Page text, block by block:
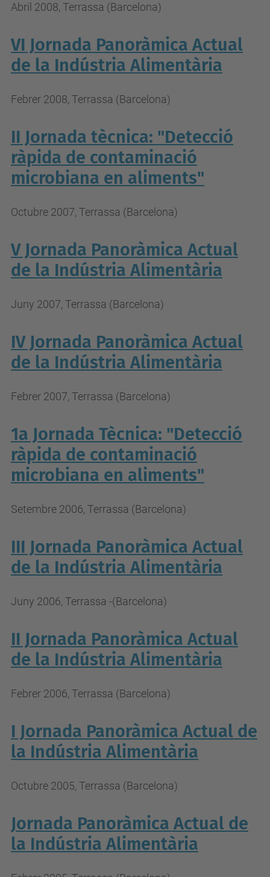
Abril 2008, Terrassa (Barcelona)
VI Jornada Panoràmica Actual
de la Indústria Alimentària
Febrer 2008, Terrassa (Barcelona)
II Jornada tècnica: "Detecció
ràpida de contaminació
microbiana en aliments"
Octubre 2007, Terrassa (Barcelona)
V Jornada Panoràmica Actual
de la Indústria Alimentària
Juny 2007, Terrassa (Barcelona)
IV Jornada Panoràmica Actual
de la Indústria Alimentària
Febrer 2007, Terrassa (Barcelona)
1a Jornada Tècnica: "Detecció
ràpida de contaminació
microbiana en aliments"
Setembre 2006, Terrassa (Barcelona)
III Jornada Panoràmica Actual
de la Indústria Alimentària
Juny 2006, Terrassa -(Barcelona)
II Jornada Panoràmica Actual
de la Indústria Alimentària
Febrer 2006, Terrassa (Barcelona)
I Jornada Panoràmica Actual de
la Indústria Alimentària
Octubre 2005, Terrassa (Barcelona)
Jornada Panoràmica Actual de
la Indústria Alimentària